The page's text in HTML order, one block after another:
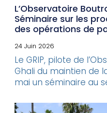
L’Observatoire
Séminaire sur les
des opérations de
24 Juin 2026
Le GRIP, pilote de
Ghali du maintien de
mai un séminaire au